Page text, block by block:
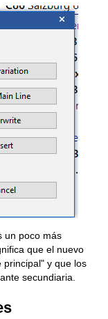
un poco más
que el nuevo
principal" y que los
secundiaria.